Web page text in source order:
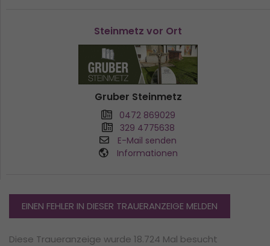
Steinmetz vor Ort
Gruber Steinmetz
0472 869029
329 4775638
E-Mail senden
Informationen
EINEN FEHLER IN DIESER TRAUERANZEIGE MELDEN
Diese Traueranzeige wurde 18.724 Mal besucht